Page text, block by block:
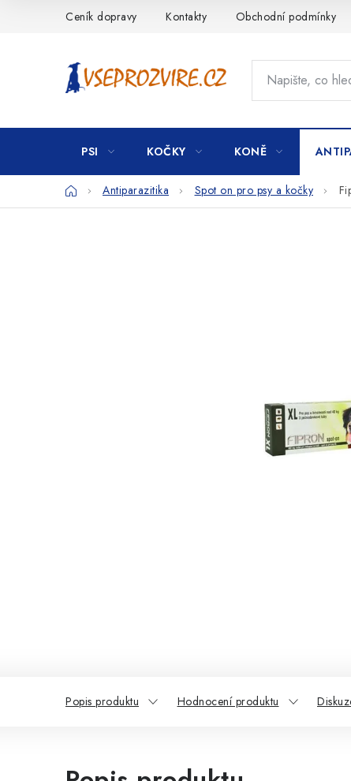
Ceník dopravy Kontakty Obchodní podmínky
PSI KOČKY KONĚ
DomůAntiparazitika Spot on pro psy a kočky
Popis produktu Hodnocení produktu